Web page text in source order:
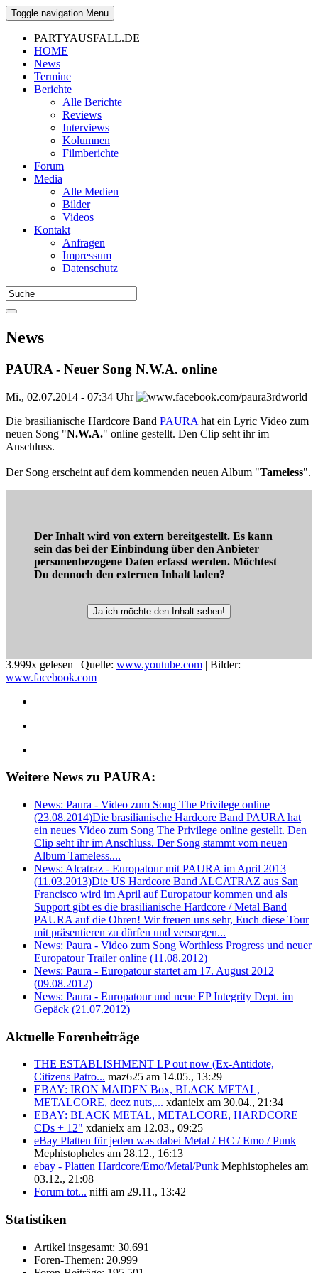
Toggle navigation Menu
PARTYAUSFALL.DE
HOME
News
Termine
Berichte
Alle Berichte
Reviews
Interviews
Kolumnen
Filmberichte
Forum
Media
Alle Medien
Bilder
Videos
Kontakt
Anfragen
Impressum
Datenschutz
News
PAURA - Neuer Song N.W.A. online
Mi., 02.07.2014 - 07:34 Uhr
Die brasilianische Hardcore Band PAURA hat ein Lyric Video zum
neuen Song "N.W.A." online gestellt. Den Clip seht ihr im
Anschluss.
Der Song erscheint auf dem kommenden neuen Album "Tameless".
Der Inhalt wird von extern bereitgestellt. Es kann
sein das bei der Einbindung über den Anbieter
personenbezogene Daten erfasst werden. Möchtest
Du dennoch den externen Inhalt laden?
Ja ich möchte den Inhalt sehen!
3.999x gelesen | Quelle: www.youtube.com | Bilder:
www.facebook.com
Weitere News zu PAURA:
News: Paura - Video zum Song The Privilege online
(23.08.2014)Die brasilianische Hardcore Band PAURA hat
ein neues Video zum Song The Privilege online gestellt. Den
Clip seht ihr im Anschluss. Der Song stammt vom neuen
Album Tameless....
News: Alcatraz - Europatour mit PAURA im April 2013
(11.03.2013)Die US Hardcore Band ALCATRAZ aus San
Francisco wird im April auf Europatour kommen und als
Support gibt es die brasilianische Hardcore / Metal Band
PAURA auf die Ohren! Wir freuen uns sehr, Euch diese Tour
mit präsentieren zu dürfen und versorgen...
News: Paura - Video zum Song Worthless Progress und neuer
Europatour Trailer online (11.08.2012)
News: Paura - Europatour startet am 17. August 2012
(09.08.2012)
News: Paura - Europatour und neue EP Integrity Dept. im
Gepäck (21.07.2012)
Aktuelle Forenbeiträge
THE ESTABLISHMENT LP out now (Ex-Antidote,
Citizens Patro... maz625 am 14.05., 13:29
EBAY: IRON MAIDEN Box, BLACK METAL,
METALCORE, deez nuts,... xdanielx am 30.04., 21:34
EBAY: BLACK METAL, METALCORE, HARDCORE
CDs + 12" xdanielx am 12.03., 09:25
eBay Platten für jeden was dabei Metal / HC / Emo / Punk
Mephistopheles am 28.12., 16:13
ebay - Platten Hardcore/Emo/Metal/Punk Mephistopheles am
03.12., 21:08
Forum tot... niffi am 29.11., 13:42
Statistiken
Artikel insgesamt: 30.691
Foren-Themen: 20.999